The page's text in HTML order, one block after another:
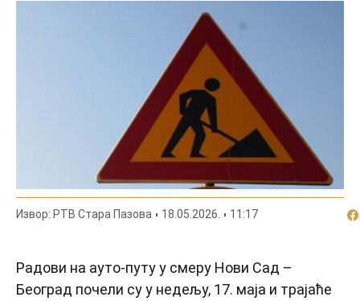
Извор: РТВ Стара Пазова 18.05.2026. 11:17
Радови на ауто-путу у смеру Нови Сад –
Београд почели су у недељу, 17. маја и трајаће